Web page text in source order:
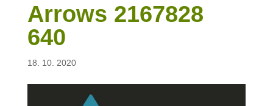
Arrows 2167828
640
18. 10. 2020